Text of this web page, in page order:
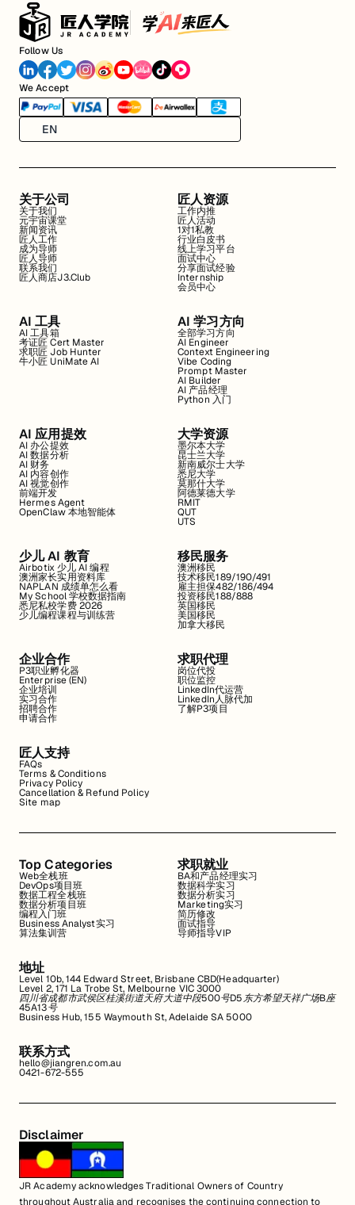
Follow Us
We Accept
EN
关于公司
关于我们
元宇宙课堂
新闻资讯
匠人工作
成为导师
匠人导师
联系我们
匠人商店J3.Club
匠人资源
工作内推
匠人活动
1对1私教
行业白皮书
线上学习平台
面试中心
分享面试经验
Internship
会员中心
AI 工具
AI 工具箱
考证匠 Cert Master
求职匠 Job Hunter
牛小匠 UniMate AI
AI 学习方向
全部学习方向
AI Engineer
Context Engineering
Vibe Coding
Prompt Master
AI Builder
AI 产品经理
Python 入门
AI 应用提效
AI 办公提效
AI 数据分析
AI 财务
AI 内容创作
AI 视觉创作
前端开发
Hermes Agent
OpenClaw 本地智能体
大学资源
墨尔本大学
昆士兰大学
新南威尔士大学
悉尼大学
莫那什大学
阿德莱德大学
RMIT
QUT
UTS
少儿 AI 教育
Airbotix 少儿 AI 编程
澳洲家长实用资料库
NAPLAN 成绩单怎么看
My School 学校数据指南
悉尼私校学费 2026
少儿编程课程与训练营
移民服务
澳洲移民
技术移民189/190/491
雇主担保482/186/494
投资移民188/888
英国移民
美国移民
加拿大移民
企业合作
P3职业孵化器
Enterprise (EN)
企业培训
实习合作
招聘合作
申请合作
求职代理
岗位代投
职位监控
LinkedIn代运营
LinkedIn人脉代加
了解P3项目
匠人支持
FAQs
Terms & Conditions
Privacy Policy
Cancellation & Refund Policy
Site map
Top Categories
Web全栈班
DevOps项目班
数据工程全栈班
数据分析项目班
编程入门班
Business Analyst实习
算法集训营
求职就业
BA和产品经理实习
数据科学实习
数据分析实习
Marketing实习
简历修改
面试指导
导师指导VIP
地址
Level 10b, 144 Edward Street, Brisbane CBD(Headquarter)
Level 2, 171 La Trobe St, Melbourne VIC 3000
四川省成都市武侯区桂溪街道天府大道中段500号D5东方希望天祥广场B座
45A13号
Business Hub, 155 Waymouth St, Adelaide SA 5000
联系方式
hello@jiangren.com.au
0421-672-555
Disclaimer
JR Academy acknowledges Traditional Owners of Country
throughout Australia and recognises the continuing connection to